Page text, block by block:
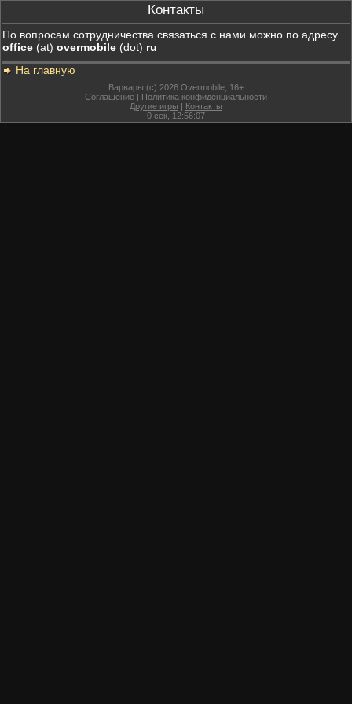
Контакты
По вопросам сотрудничества связаться с нами можно по адресу
office (at) overmobile (dot) ru
На главную
Варвары (c) 2026 Overmobile, 16+
Соглашение | Политика конфиденциальности
Другие игры | Контакты
0 сек, 12:56:07